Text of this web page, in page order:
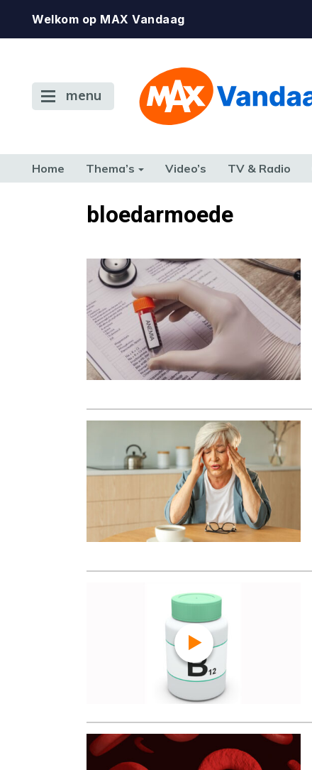
Welkom op MAX Vandaag
menu
Home Thema’s Video’s TV & Radio
TERUG NAAR TOENbloedarmoede